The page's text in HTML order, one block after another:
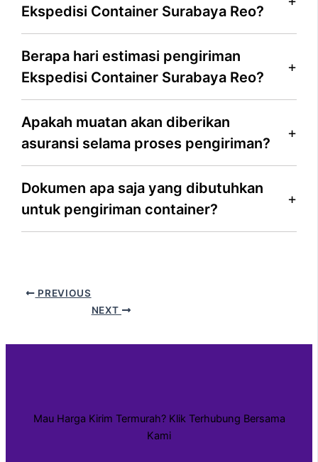
Ekspedisi Container Surabaya Reo?
Berapa hari estimasi pengiriman
Ekspedisi Container Surabaya Reo?
Apakah muatan akan diberikan
asuransi selama proses pengiriman?
Dokumen apa saja yang dibutuhkan
untuk pengiriman container?
PREVIOUS
NEXT
Mau Harga Kirim Termurah? Klik Terhubung Bersama
Kami